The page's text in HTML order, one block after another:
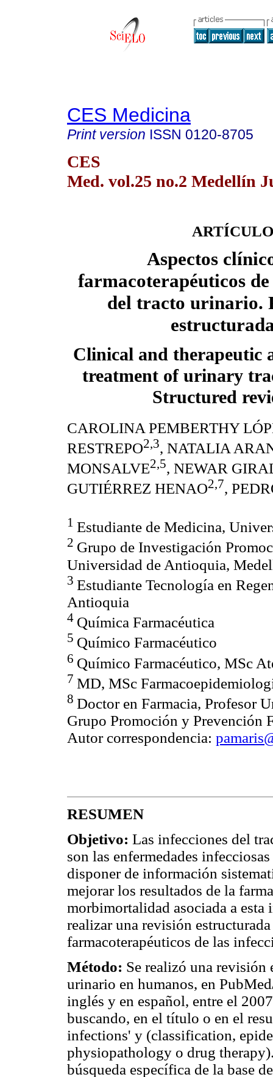
CES Medicina
Print version ISSN 0120-8705
CES
Med. vol.25 no.2 Medellín
Aspectos
farmacoterapéuticos
del tracto urinario.
Clinical and therapeutic
treatment of urinary
Structured
CAROLINA PEMBERTHY
RESTREPO2,3, NATALIA
MONSALVE2,5, NEWAR
GUTIÉRREZ HENAO2,7,
1 Estudiante de Medicina,
2 Grupo de Investigación
Universidad de Antioquia,
3 Estudiante Tecnología en
Antioquia
4 Química Farmacéutica
5 Químico Farmacéutico
6 Químico Farmacéutico, MSc
7 MD, MSc
8 Doctor en Farmacia, Profesor
Grupo Promoción y Prevención
Autor correspondencia:
RESUMEN
Objetivo: Las infecciones del
son las enfermedades
disponer de información
mejorar los resultados de la
morbimortalidad asociada a
realizar una revisión
farmacoterapéuticos de las
Método: Se realizó una revisión
urinario en humanos, en
inglés y en español, entre el
buscando, en el título o en el
infections' y (classification,
physiopathology o drug
búsqueda específica de la base